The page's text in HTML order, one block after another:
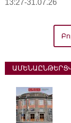
13:27-31.07.26